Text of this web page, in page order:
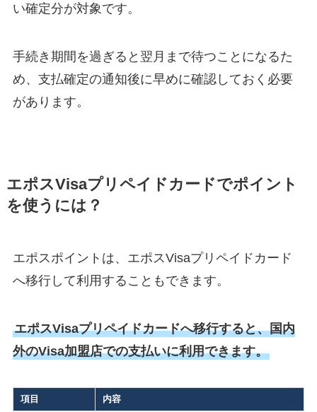
い確定分が対象です。
手続き期間を過ぎると翌月まで待つことになるた
め、支払確定の通知後に早めに確認しておく必要
があります。
エポスVisaプリペイドカードでポイント
を使うには？
エポスポイントは、エポスVisaプリペイドカード
へ移行して利用することもできます。
エポスVisaプリペイドカードへ移行すると、国内
外のVisa加盟店での支払いに利用できます。
項目 内容